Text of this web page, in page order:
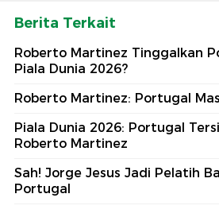
Berita Terkait
Roberto Martinez Tinggalkan
Piala Dunia 2026?
Roberto Martinez: Portugal
Piala Dunia 2026: Portugal
Roberto Martinez
Sah! Jorge Jesus Jadi Pelatih
Portugal